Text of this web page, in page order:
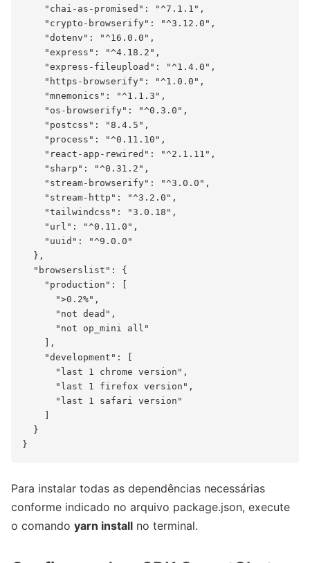
    "chai-as-promised": "^7.1.1",
    "crypto-browserify": "^3.12.0",
    "dotenv": "^16.0.0",
    "express": "^4.18.2",
    "express-fileupload": "^1.4.0",
    "https-browserify": "^1.0.0",
    "mnemonics": "^1.1.3",
    "os-browserify": "^0.3.0",
    "postcss": "8.4.5",
    "process": "^0.11.10",
    "react-app-rewired": "^2.1.11",
    "sharp": "^0.31.2",
    "stream-browserify": "^3.0.0",
    "stream-http": "^3.2.0",
    "tailwindcss": "3.0.18",
    "url": "^0.11.0",
    "uuid": "^9.0.0"
  },
  "browserslist": {
    "production": [
      ">0.2%",
      "not dead",
      "not op_mini all"
    ],
    "development": [
      "last 1 chrome version",
      "last 1 firefox version",
      "last 1 safari version"
  }
Para instalar todas as dependências necessárias
conforme indicado no arquivo package.json, execute
o comando yarn install no terminal.